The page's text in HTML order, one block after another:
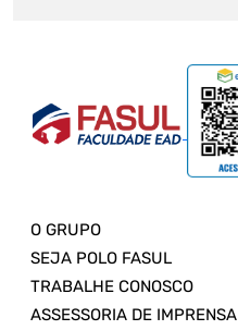
O GRUPO
SEJA POLO FASUL
TRABALHE CONOSCO
ASSESSORIA DE IMPRENSA